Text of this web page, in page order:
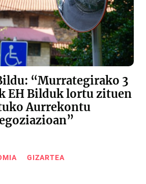
“Murrategirako 3
EH Bilduk lortu zituen
Aurrekontu
GIZARTEA